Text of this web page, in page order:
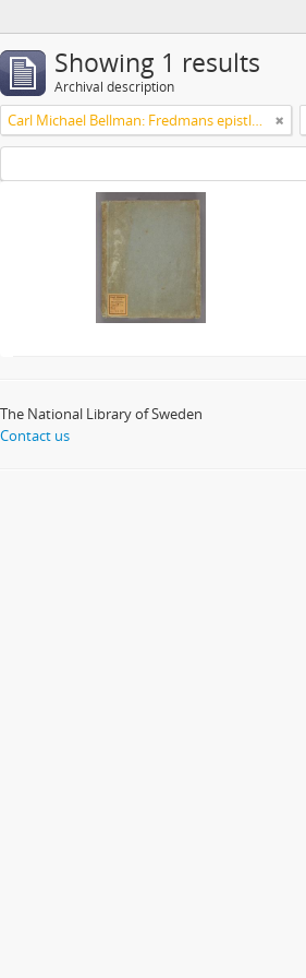
Showing 1 results
Archival description
Carl Michael Bellman: Fredmans epistlar m.m.
The National Library of Sweden
Contact us